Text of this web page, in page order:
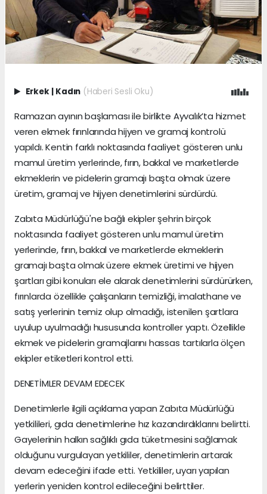
Erkek | Kadın (Haberi Sesli Oku)
Ramazan ayının başlaması ile birlikte Ayvalık’ta hizmet
veren ekmek fırınlarında hijyen ve gramaj kontrolü
yapıldı. Kentin farklı noktasında faaliyet gösteren unlu
mamul üretim yerlerinde, fırın, bakkal ve marketlerde
ekmeklerin ve pidelerin gramajı başta olmak üzere
üretim, gramaj ve hijyen denetimlerini sürdürdü.
Zabıta Müdürlüğü'ne bağlı ekipler şehrin birçok
noktasında faaliyet gösteren unlu mamul üretim
yerlerinde, fırın, bakkal ve marketlerde ekmeklerin
gramajı başta olmak üzere ekmek üretimi ve hijyen
şartları gibi konuları ele alarak denetimlerini sürdürürken,
fırınlarda özellikle çalışanların temizliği, imalathane ve
satış yerlerinin temiz olup olmadığı, istenilen şartlara
uyulup uyulmadığı hususunda kontroller yaptı. Özellikle
ekmek ve pidelerin gramajlarını hassas tartılarla ölçen
ekipler etiketleri kontrol etti.
DENETİMLER DEVAM EDECEK
Denetimlerle ilgili açıklama yapan Zabıta Müdürlüğü
yetkilileri, gıda denetimlerine hız kazandırdıklarını belirtti.
Gayelerinin halkın sağlıklı gıda tüketmesini sağlamak
olduğunu vurgulayan yetkililer, denetimlerin artarak
devam edeceğini ifade etti. Yetkililer, uyarı yapılan
yerlerin yeniden kontrol edileceğini belirttiler.